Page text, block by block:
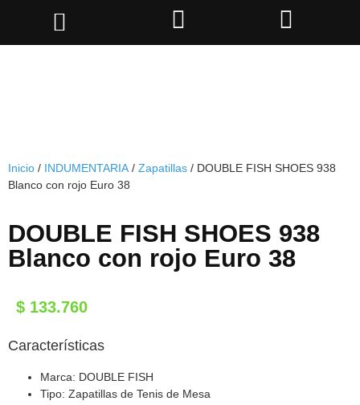
Inicio / INDUMENTARIA / Zapatillas / DOUBLE FISH SHOES 938
Blanco con rojo Euro 38
DOUBLE FISH SHOES 938
Blanco con rojo Euro 38
$ 133.760
Características
Marca: DOUBLE FISH
Tipo: Zapatillas de Tenis de Mesa